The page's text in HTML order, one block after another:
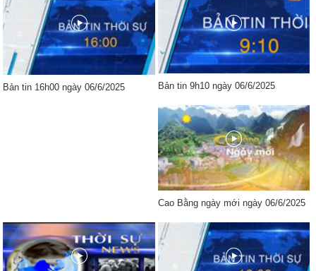
Bản tin 16h00 ngày 06/6/2025 Bản tin 9h10 ngày 06/6/2025
Cao Bằng ngày mới ngày 06/6/2025